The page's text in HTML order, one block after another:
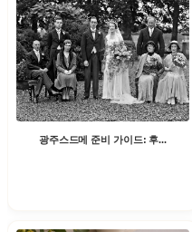
광주스드메 준비 가이드: 후...